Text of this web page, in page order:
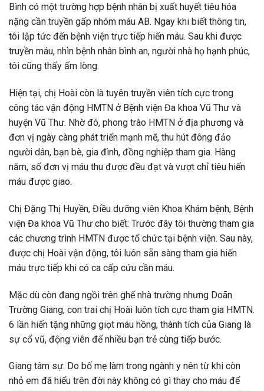
Bình có một trường hợp bệnh nhân bị xuất huyết tiêu hóa
nặng cần truyền gấp nhóm máu AB. Ngay khi biết thông tin,
tôi lập tức đến bệnh viện trực tiếp hiến máu. Sau khi được
truyền máu, nhìn bệnh nhân bình an, người nhà họ hạnh phúc,
tôi cũng thấy ấm lòng.
Hiện tại, chị Hoài còn là tuyên truyền viên tích cực trong
công tác vận động HMTN ở Bệnh viện Đa khoa Vũ Thư và
huyện Vũ Thư. Nhờ đó, phong trào HMTN ở địa phương và
đơn vị ngày càng phát triển mạnh mẽ, thu hút đông đảo
người dân, bạn bè, gia đình, đồng nghiệp tham gia. Hàng
năm, số đơn vị máu thu được đều đạt và vượt chỉ tiêu hiến
máu được giao.
Chị Đặng Thị Huyền, Điều dưỡng viên Khoa Khám bệnh, Bệnh
viện Đa khoa Vũ Thư cho biết: Trước đây tôi thường tham gia
các chương trình HMTN được tổ chức tại bệnh viện. Sau này,
được chị Hoài vận động, tôi luôn sẵn sàng tham gia hiến
máu trực tiếp khi có ca cấp cứu cần máu.
Mặc dù còn đang ngồi trên ghế nhà trường nhưng Doãn
Trường Giang, con trai chị Hoài luôn tích cực tham gia HMTN.
6 lần hiến tặng những giọt máu hồng, thành tích của Giang là
sự cổ vũ, động viên để nhiều bạn trẻ cùng tiếp bước.
Giang tâm sự: Do bố mẹ làm trong ngành y nên từ khi còn
nhỏ em đã hiểu trên đời này không có gì thay cho máu để